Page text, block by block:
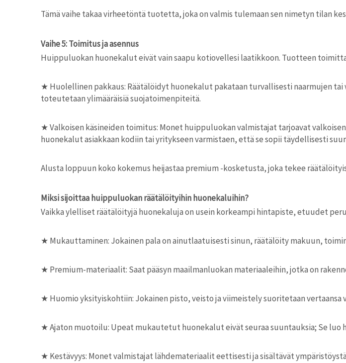
Tämä vaihe takaa virheetöntä tuotetta, joka on valmis tulemaan sen nimetyn tilan
Vaihe 5: Toimitus ja asennus
Huippuluokan huonekalut eivät vain saapu kotiovellesi laatikkoon. Tuotteen
★ Huolellinen pakkaus: Räätälöidyt huonekalut pakataan turvallisesti naarmujen
toteutetaan ylimääräisiä suojatoimenpiteitä.
★Valkoisen käsineiden toimitus: Monet huippuluokan valmistajat tarjoavat
huonekalut asiakkaan kodiin tai yritykseen varmistaen, että se sopii täydellisesti
Alusta loppuun koko kokemus heijastaa premium -kosketusta, joka tekee
Miksi sijoittaa huippuluokan räätälöityihin huonekaluihin?
Vaikka ylelliset räätälöityjä huonekaluja on usein korkeampi hintapiste, etuudet
★ Mukauttaminen: Jokainen pala on ainutlaatuisesti sinun, räätälöity makuun,
★ Premium-materiaalit: Saat pääsyn maailmanluokan materiaaleihin, jotka on
★ Huomio yksityiskohtiin: Jokainen pisto, veisto ja viimeistely suoritetaan
★Ajaton muotoilu: Upeat mukautetut huonekalut eivät seuraa suuntauksia; Se luo
★ Kestävyys: Monet valmistajat lähdemateriaalit eettisesti ja sisältävät